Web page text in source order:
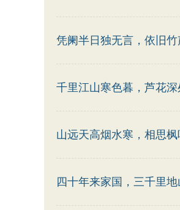
凭阑半日独无言，依旧竹
千里江山寒色暮，芦花深
山远天高烟水寒，相思枫
四十年来家国，三千里地